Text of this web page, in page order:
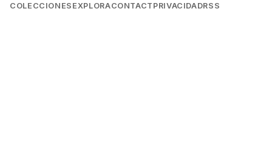
COLECCIONES EXPLORACONTACT PRIVACIDADRSS